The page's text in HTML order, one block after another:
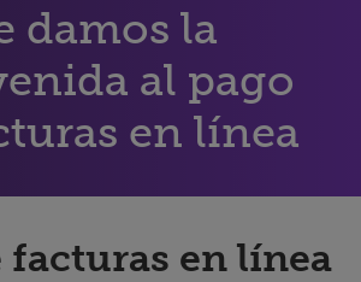
damos la
al pago
en línea
facturas en línea